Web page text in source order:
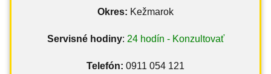
Okres: Kežmarok
Servisné hodiny: 24 hodín - Konzultovať
Telefón: 0911 054 121